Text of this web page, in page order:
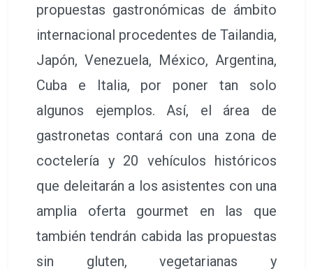
propuestas gastronómicas de ámbito
internacional procedentes de Tailandia,
Japón, Venezuela, México, Argentina,
Cuba e Italia, por poner tan solo
algunos ejemplos. Así, el área de
gastronetas contará con una zona de
coctelería y 20 vehículos históricos
que deleitarán a los asistentes con una
amplia oferta gourmet en las que
también tendrán cabida las propuestas
sin gluten, vegetarianas y